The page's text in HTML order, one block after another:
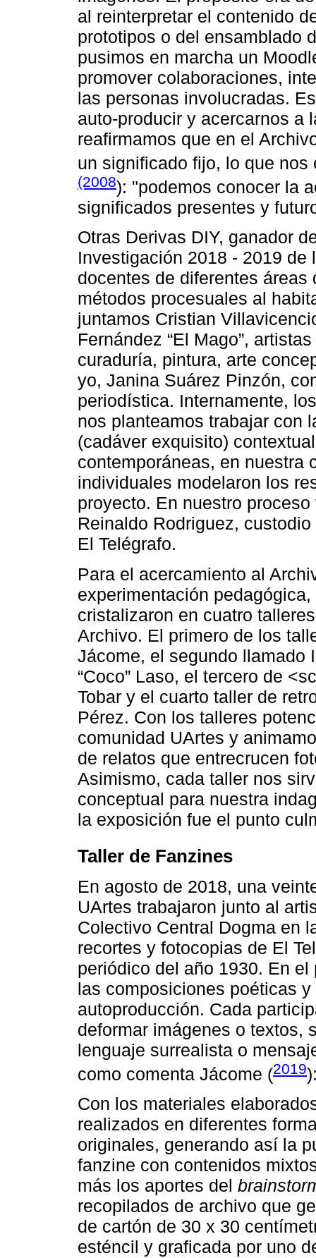
al reinterpretar el contenido
prototipos o del ensamblado
pusimos en marcha un
promover colaboraciones,
las personas involucradas.
auto-producir y acercarnos a
reafirmamos que en el
un significado fijo, lo que
(2008): "podemos conocer la
significados presentes y
Otras Derivas DIY, ganador
Investigación 2018 - 2019
docentes de diferentes
métodos procesuales al
juntamos Cristian
Fernández “El Mago”,
curaduría, pintura, arte
yo, Janina Suárez Pinzón,
periodística. Internamente,
nos planteamos trabajar con
(cadáver exquisito)
contemporáneas, en nuestra
individuales modelaron los
proyecto. En nuestro
Reinaldo Rodriguez,
El Telégrafo.
Para el acercamiento al
experimentación
cristalizaron en cuatro
Archivo. El primero de los
Jácome, el segundo llamado
“Coco” Laso, el tercero de
Tobar y el cuarto taller de
Pérez. Con los talleres
comunidad UArtes y
de relatos que entrecrucen
Asimismo, cada taller nos
conceptual para nuestra
la exposición fue el punto
Taller de Fanzines
En agosto de 2018, una
UArtes trabajaron junto al
Colectivo Central Dogma en
recortes y fotocopias de El
periódico del año 1930. En
las composiciones poéticas
autoproducción. Cada
deformar imágenes o textos,
lenguaje surrealista o
como comenta Jácome (2019
Con los materiales
realizados en diferentes
originales, generando así la
fanzine con contenidos
más los aportes del
recopilados de archivo que
de cartón de 30 x 30
esténcil y graficada por uno